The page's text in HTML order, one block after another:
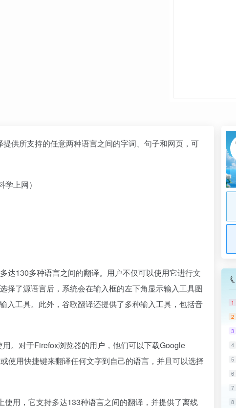
供所支持的任意两种语言之间的字词、句子和网页，可
上网）
达130多种语言之间的翻译。用户不仅可以使用它进行文
择了源语言后，系统会在输入框的左下角显示输入工具图
入工具。此外，谷歌翻译还提供了多种输入工具，包括音
。对于Firefox浏览器的用户，他们可以下载Google
使用快捷键来翻译任何文字到自己的语言，并且可以选择
用，它支持多达133种语言之间的翻译，并提供了离线
1
2
3
4
5
6
7
8